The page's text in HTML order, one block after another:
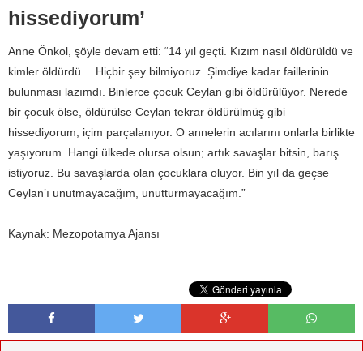
hissediyorum’
Anne Önkol, şöyle devam etti: “14 yıl geçti. Kızım nasıl öldürüldü ve
kimler öldürdü… Hiçbir şey bilmiyoruz. Şimdiye kadar faillerinin
bulunması lazımdı. Binlerce çocuk Ceylan gibi öldürülüyor. Nerede
bir çocuk ölse, öldürülse Ceylan tekrar öldürülmüş gibi
hissediyorum, içim parçalanıyor. O annelerin acılarını onlarla birlikte
yaşıyorum. Hangi ülkede olursa olsun; artık savaşlar bitsin, barış
istiyoruz. Bu savaşlarda olan çocuklara oluyor. Bin yıl da geçse
Ceylan’ı unutmayacağım, unutturmayacağım.”
Kaynak: Mezopotamya Ajansı